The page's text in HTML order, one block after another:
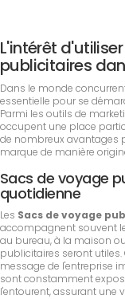
L'intérêt
publicitaires
Dans le monde
essentielle pour se
Parmi les outils de
occupent une place
de nombreux avantages
marque de manière
Sacs de voyage
quotidienne
Les Sacs de voyage
accompagnent souvent
au bureau, à la maison
publicitaires seront utiles.
message de l'entreprise
sont constamment
l'entourent, assurant une